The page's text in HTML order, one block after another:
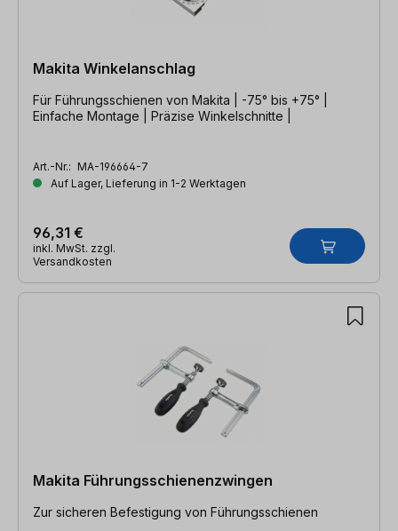
Makita Winkelanschlag
Für Führungsschienen von Makita | -75° bis +75° |
Einfache Montage | Präzise Winkelschnitte |
Art.-Nr.: MA-196664-7
Auf Lager, Lieferung in 1-2 Werktagen
96,31 €
inkl. MwSt. zzgl.
Versandkosten
Makita Führungsschienenzwingen
Zur sicheren Befestigung von Führungsschienen